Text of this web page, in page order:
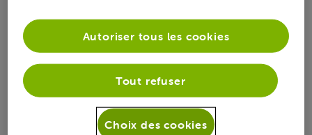
Bonjour,
Non, c'est une procédure automatique qui a lieu lors du
reboot programmé.
Attention que vous n'êtes pas obligé de faire la migration si
vous ne l'avez pas encore acceptée.
Tout refuser
Autoriser tous les cookies
Choix des cookies